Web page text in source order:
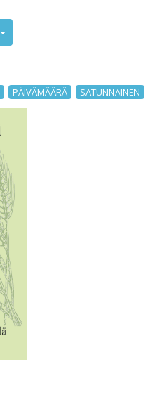
PÄIVÄMÄÄRÄ SATUNNAINEN